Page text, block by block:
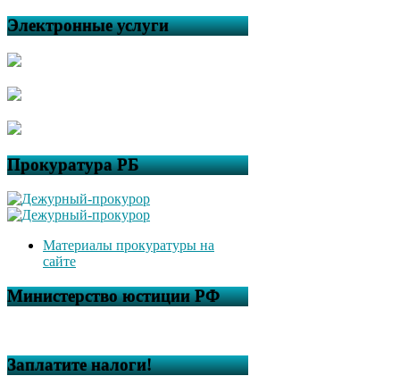
Электронные услуги
Прокуратура РБ
Материалы прокуратуры на
сайте
Министерство юстиции РФ
Заплатите налоги!